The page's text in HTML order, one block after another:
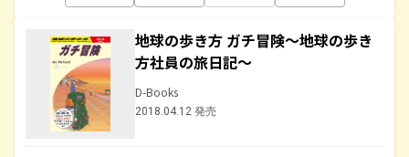
地球の歩き方 ガチ冒険～地球の歩き
方社員の旅日記～
D-Books
2018.04.12 発売